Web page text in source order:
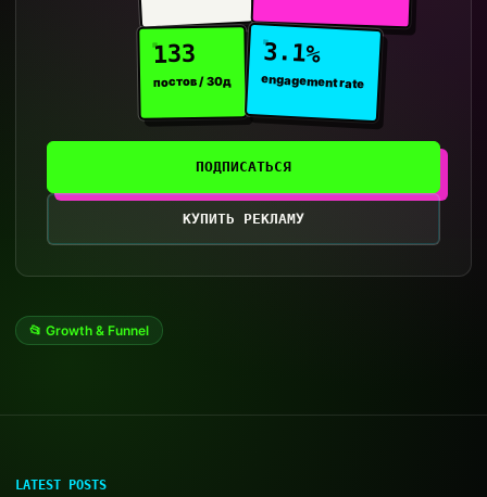
133
постов / 30д
3.1%
engagement rate
ПОДПИСАТЬСЯ
КУПИТЬ РЕКЛАМУ
📂 Growth & Funnel
LATEST POSTS